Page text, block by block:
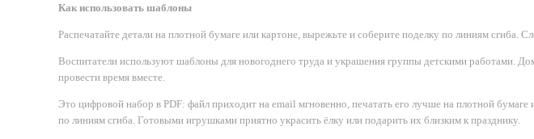
Как использовать шаблоны
Распечатайте детали на плотной бумаге или картоне, вырежьте и соберите поделку по линиям
Воспитатели используют шаблоны для новогоднего труда и украшения группы детскими работами.
провести время вместе.
Это цифровой набор в PDF: файл приходит на email мгновенно, печатать его лучше на плотной
по линиям сгиба. Готовыми игрушками приятно украсить ёлку или подарить их близким к празднику.